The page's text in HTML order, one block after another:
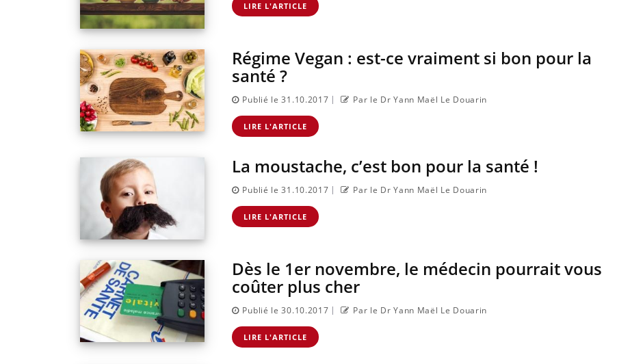
LIRE L'ARTICLE
Régime Vegan : est-ce vraiment si bon pour la
santé ?
Publié le 31.10.2017 | Par le Dr Yann Maël Le Douarin
LIRE L'ARTICLE
La moustache, c’est bon pour la santé !
Publié le 31.10.2017 | Par le Dr Yann Maël Le Douarin
LIRE L'ARTICLE
Dès le 1er novembre, le médecin pourrait vous
coûter plus cher
Publié le 30.10.2017 | Par le Dr Yann Maël Le Douarin
LIRE L'ARTICLE
Youtube
Eczéma Chronique des Mains :
expliquer ma maladie Youtube
Il y a des sujets qui sont faciles à
aborder... d'autres non ! D'un côté,
Youtube
Carence en fer :